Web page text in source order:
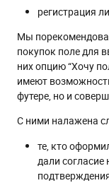
регистрация
Мы
покупок поле для
них опцию “Хочу
имеют
футере, но и
С ними налажена
те, кто
дали